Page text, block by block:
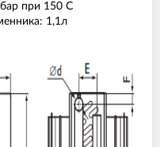
при 150 С
1,1л